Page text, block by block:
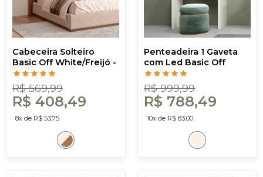
Cabeceira Solteiro
Basic Off White/Freijó -
Dalla Costa
R$ 569,99
R$ 408,49
8x de R$ 53,75
Penteadeira 1 Gaveta
com Led Basic Off
White - Dalla Costa
R$ 999,99
R$ 788,49
10x de R$ 83,00